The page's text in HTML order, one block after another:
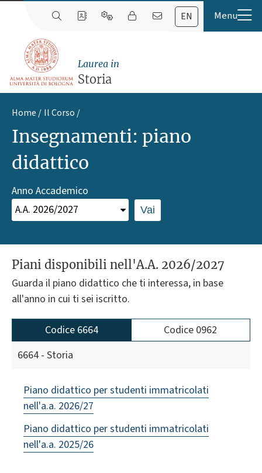
EN
Laurea in
Storia
Home Il Corso
Insegnamenti: piano
didattico
Anno Accademico
Vai
Piani disponibili nell'A.A. 2026/2027
Guarda il piano didattico che ti interessa, in base
all'anno in cui ti sei iscritto.
Codice 6664
Codice 0962
6664 - Storia
Piano didattico per studenti immatricolati
nell'a.a. 2026/27
Piano didattico per studenti immatricolati
nell'a.a. 2025/26